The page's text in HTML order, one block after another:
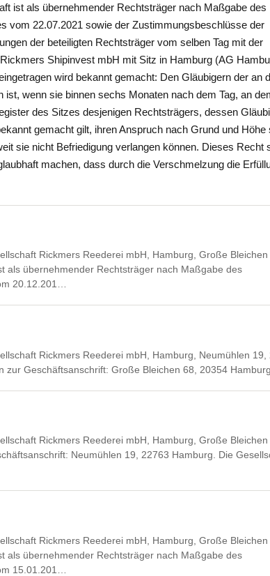
ist als übernehmender Rechtsträger nach Maßgabe des
vom 22.07.2021 sowie der Zustimmungsbeschlüsse der
der beteiligten Rechtsträger vom selben Tag mit der
Shipinvest mbH mit Sitz in Hamburg (AG
wird bekannt gemacht: Den Gläubigern der an
ist, wenn sie binnen sechs Monaten nach dem Tag, an
des Sitzes desjenigen Rechtsträgers, dessen
gemacht gilt, ihren Anspruch nach Grund und Höhe
sie nicht Befriedigung verlangen können. Dieses Recht
machen, dass durch die Verschmelzung die
Rickmers Reederei mbH, Hamburg, Große
als übernehmender Rechtsträger nach Maßgabe des
20.12.201…
Rickmers Reederei mbH, Hamburg, Neumühlen 19,
zur Geschäftsanschrift: Große Bleichen 68, 20354 Hamburg.
Rickmers Reederei mbH, Hamburg, Große
Neumühlen 19, 22763 Hamburg. Die
Rickmers Reederei mbH, Hamburg, Große
als übernehmender Rechtsträger nach Maßgabe des
15.01.201…